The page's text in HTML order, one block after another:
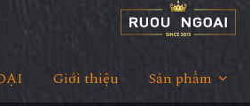
Giới thiệu Sản phẩm